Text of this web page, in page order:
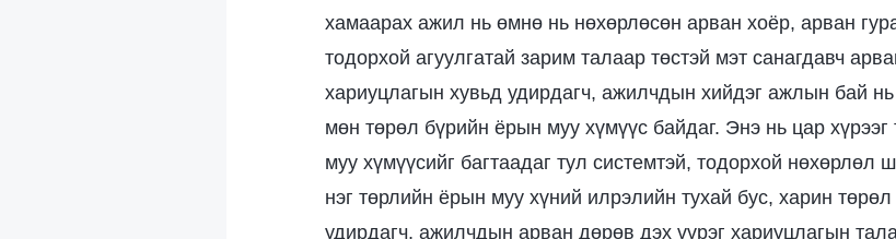
хамаарах ажил нь өмнө нь нөхөрлөсөн арван хоёр, арван
тодорхой агуулгатай зарим талаар төстэй мэт санагдавч
хариуцлагын хувьд удирдагч, ажилчдын хийдэг ажлын бай нь
мөн төрөл бүрийн ёрын муу хүмүүс байдаг. Энэ нь цар
муу хүмүүсийг багтаадаг тул системтэй, тодорхой нөхөрлөл
нэг төрлийн ёрын муу хүний илрэлийн тухай бус, харин
удирдагч, ажилчдын арван дөрөв дэх үүрэг хариуцлагын